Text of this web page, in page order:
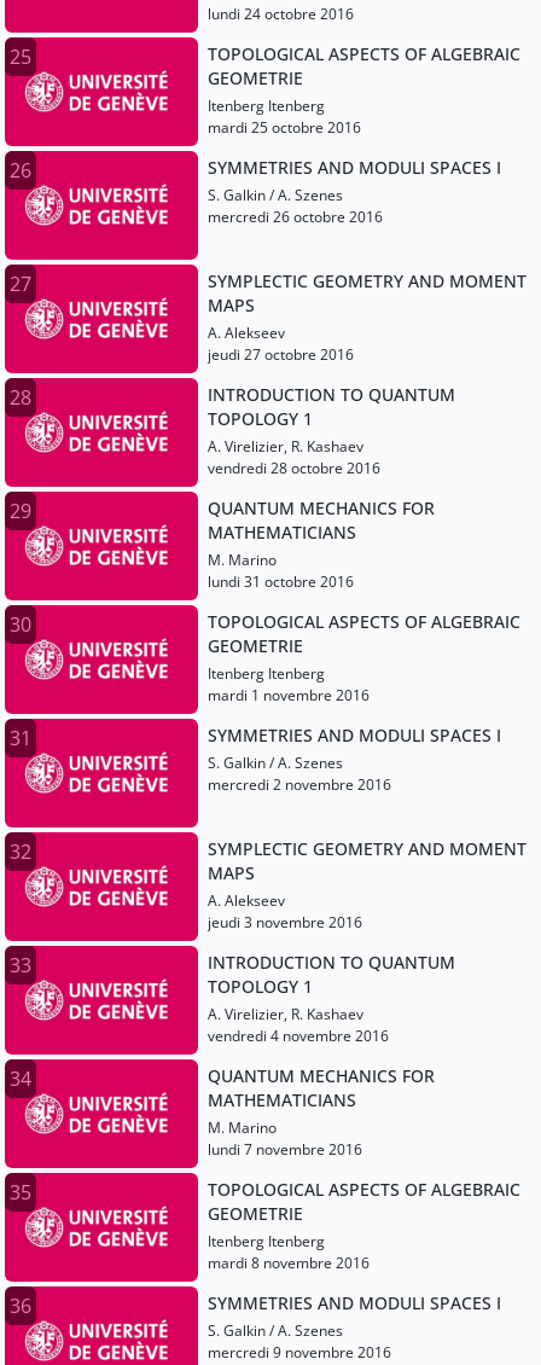
lundi 24 octobre 2016
25
TOPOLOGICAL ASPECTS OF ALGEBRAIC
GEOMETRIE
Itenberg Itenberg
mardi 25 octobre 2016
26 SYMMETRIES AND MODULI SPACES I
S. Galkin / A. Szenes
mercredi 26 octobre 2016
27
SYMPLECTIC GEOMETRY AND MOMENT
MAPS
A. Alekseev
jeudi 27 octobre 2016
28
INTRODUCTION TO QUANTUM
TOPOLOGY 1
A. Virelizier, R. Kashaev
vendredi 28 octobre 2016
29
QUANTUM MECHANICS FOR
MATHEMATICIANS
M. Marino
lundi 31 octobre 2016
30
TOPOLOGICAL ASPECTS OF ALGEBRAIC
GEOMETRIE
Itenberg Itenberg
mardi 1 novembre 2016
31 SYMMETRIES AND MODULI SPACES I
S. Galkin / A. Szenes
mercredi 2 novembre 2016
32
SYMPLECTIC GEOMETRY AND MOMENT
MAPS
A. Alekseev
jeudi 3 novembre 2016
33
INTRODUCTION TO QUANTUM
TOPOLOGY 1
A. Virelizier, R. Kashaev
vendredi 4 novembre 2016
34
QUANTUM MECHANICS FOR
MATHEMATICIANS
M. Marino
lundi 7 novembre 2016
35
TOPOLOGICAL ASPECTS OF ALGEBRAIC
GEOMETRIE
Itenberg Itenberg
mardi 8 novembre 2016
36 SYMMETRIES AND MODULI SPACES I
S. Galkin / A. Szenes
mercredi 9 novembre 2016